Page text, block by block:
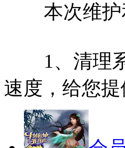
本次维护
1、清理系
速度，给您